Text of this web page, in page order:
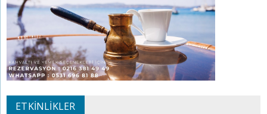
ETKINLIKLER